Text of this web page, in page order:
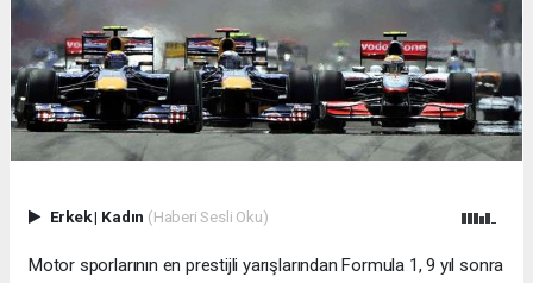
Erkek| Kadın (Haberi Sesli Oku)
Motor sporlarının en prestijli yarışlarından Formula 1, 9 yıl sonra